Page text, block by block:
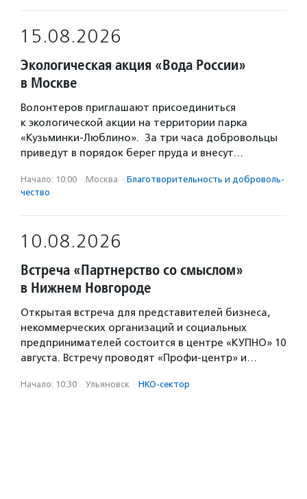
15.08.2026
Экологическая акция «Вода России»
в Москве
Волонтеров приглашают присоединиться
к экологической акции на территории парка
«Кузьминки-Люблино». За три часа добровольцы
приведут в порядок берег пруда и внесут…
Начало: 10:00 · Москва · Благотвори­тель­ность и доброволь­
чест­во
10.08.2026
Встреча «Партнерство со смыслом»
в Нижнем Новгороде
Открытая встреча для представителей бизнеса,
некоммерческих организаций и социальных
предпринимателей состоится в центре «КУПНО» 10
августа. Встречу проводят «Профи-центр» и…
Начало: 10:30 · Ульяновск · НКО-сектор